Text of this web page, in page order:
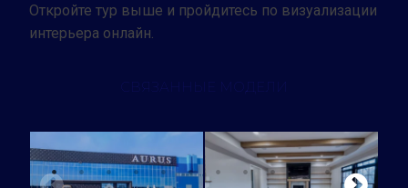
Откройте тур выше и пройдитесь по визуализации
интерьера онлайн.
СВЯЗАННЫЕ МОДЕЛИ